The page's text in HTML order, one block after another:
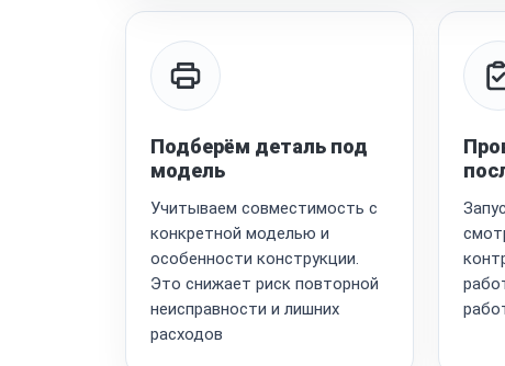
Подберём деталь под
модель
Учитываем совместимость с
конкретной моделью и
особенности конструкции.
Это снижает риск повторной
неисправности и лишних
расходов